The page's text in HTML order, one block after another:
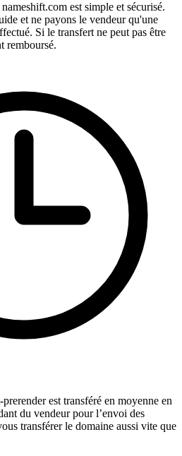
est simple et sécurisé.
et ne payons le vendeur qu'une
Si le transfert ne peut pas être
remboursé.
est transféré en moyenne en
du vendeur pour l’envoi des
transférer le domaine aussi vite que